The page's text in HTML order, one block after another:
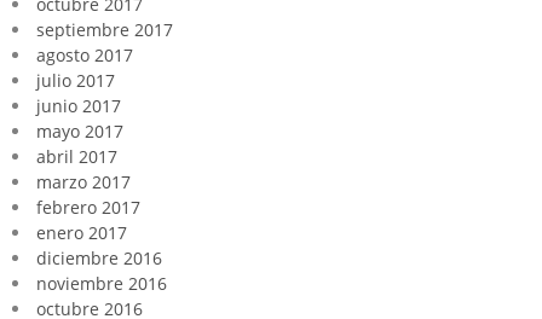
octubre 2017
septiembre 2017
agosto 2017
julio 2017
junio 2017
mayo 2017
abril 2017
marzo 2017
febrero 2017
enero 2017
diciembre 2016
noviembre 2016
octubre 2016